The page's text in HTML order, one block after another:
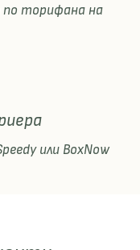
по торифана на
или BoxNow